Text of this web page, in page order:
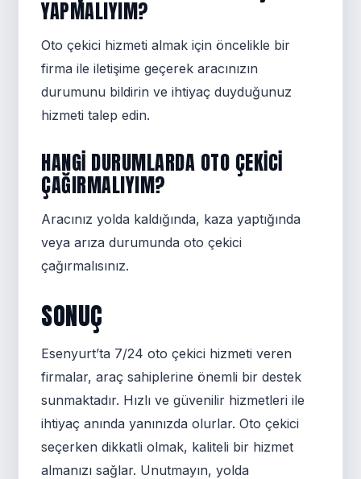
YAPMALIYIM?
Oto çekici hizmeti almak için öncelikle bir
firma ile iletişime geçerek aracınızın
durumunu bildirin ve ihtiyaç duyduğunuz
hizmeti talep edin.
HANGI DURUMLARDA OTO ÇEKICI
ÇAĞIRMALIYIM?
Aracınız yolda kaldığında, kaza yaptığında
veya arıza durumunda oto çekici
çağırmalısınız.
SONUÇ
Esenyurt’ta 7/24 oto çekici hizmeti veren
firmalar, araç sahiplerine önemli bir destek
sunmaktadır. Hızlı ve güvenilir hizmetleri ile
ihtiyaç anında yanınızda olurlar. Oto çekici
seçerken dikkatli olmak, kaliteli bir hizmet
almanızı sağlar. Unutmayın, yolda